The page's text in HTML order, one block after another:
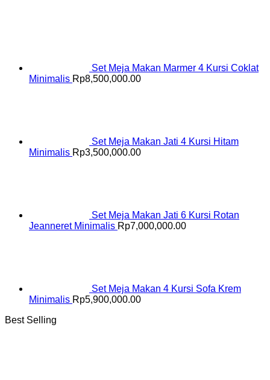
Set Meja Makan Marmer 4 Kursi Coklat
Minimalis Rp8,500,000.00
Set Meja Makan Jati 4 Kursi Hitam
Minimalis Rp3,500,000.00
Set Meja Makan Jati 6 Kursi Rotan
Jeanneret Minimalis Rp7,000,000.00
Set Meja Makan 4 Kursi Sofa Krem
Minimalis Rp5,900,000.00
Best Selling